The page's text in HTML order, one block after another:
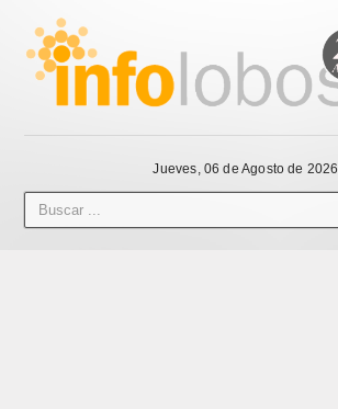
Jueves, 06 de Agosto de 2026